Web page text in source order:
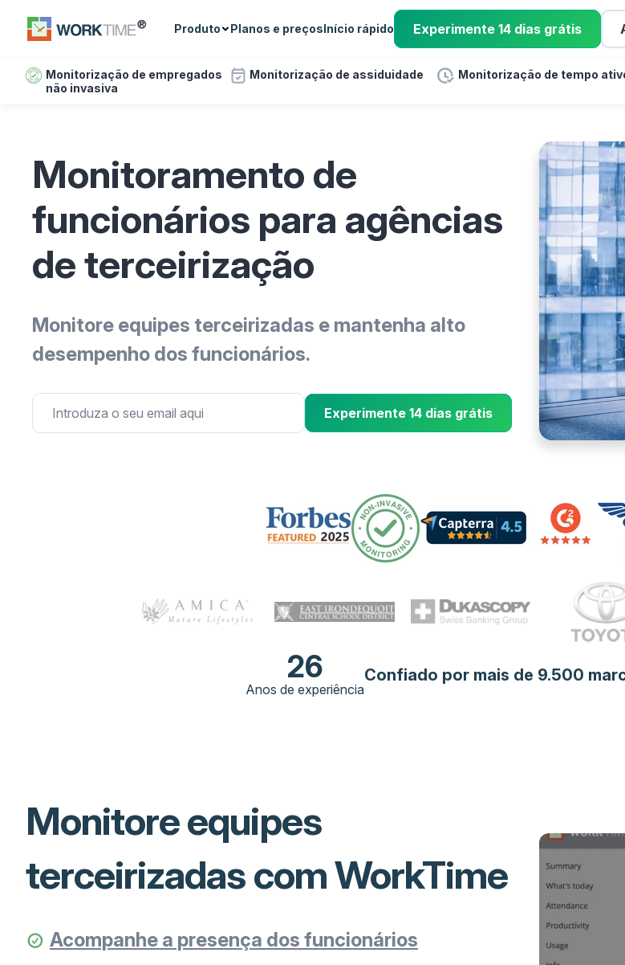
Produto Planos e preçosInício rápido Experimente 14 dias grátis
Monitorização de empregados
não invasiva
Monitorização de assiduidade Monitorização de tempo
Monitoramento de
funcionários para agências
de terceirização
Monitore equipes terceirizadas e mantenha alto
desempenho dos funcionários.
Experimente 14 dias grátis
26
Anos de experiência
Confiado por mais de 9.500
Monitore equipes
terceirizadas com WorkTime
Acompanhe a presença dos funcionários